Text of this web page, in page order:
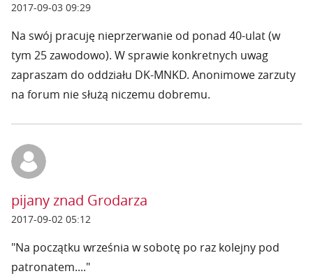
2017-09-03 09:29
Na swój pracuję nieprzerwanie od ponad 40-ulat (w
tym 25 zawodowo). W sprawie konkretnych uwag
zapraszam do oddziału DK-MNKD. Anonimowe zarzuty
na forum nie służą niczemu dobremu.
pijany znad Grodarza
2017-09-02 05:12
"Na początku września w sobotę po raz kolejny pod
patronatem...."